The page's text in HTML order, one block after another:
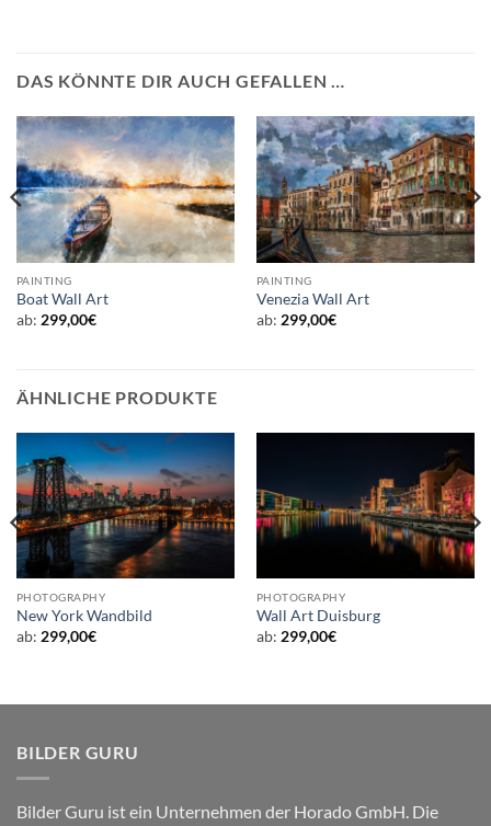
DAS KÖNNTE DIR AUCH GEFALLEN …
PAINTING
Boat Wall Art
ab: 299,00€
PAINTING
Venezia Wall Art
ab: 299,00€
ÄHNLICHE PRODUKTE
PHOTOGRAPHY
New York Wandbild
ab: 299,00€
PHOTOGRAPHY
Wall Art Duisburg
ab: 299,00€
BILDER GURU
Bilder Guru ist ein Unternehmen der Horado GmbH. Die